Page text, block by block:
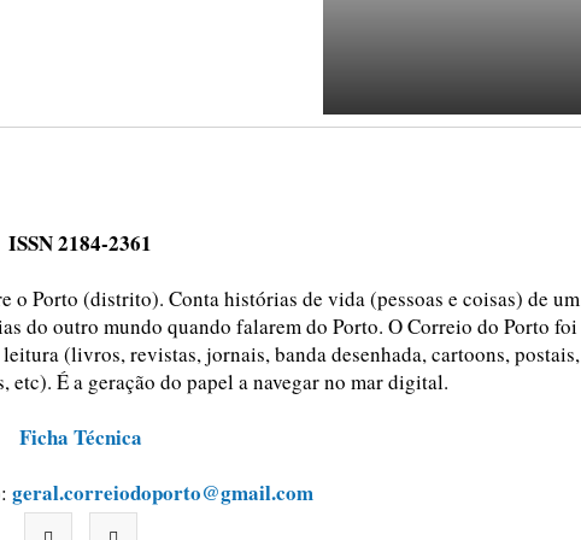
ISSN 2184-2361
o Porto (distrito). Conta histórias de vida (pessoas e coisas) de um
do outro mundo quando falarem do Porto. O Correio do Porto foi
(livros, revistas, jornais, banda desenhada, cartoons, postais,
etc). É a geração do papel a navegar no mar digital.
Ficha Técnica
geral.correiodoporto@gmail.com